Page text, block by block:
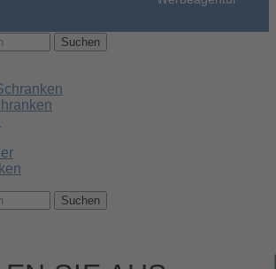
Suchen
Suchen